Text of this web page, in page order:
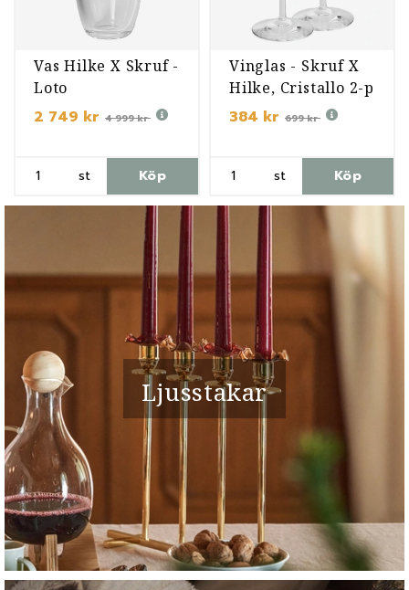
Vas Hilke X Skruf -
Loto
2 749 kr 4 999 kr
st Köp
Vinglas - Skruf X
Hilke, Cristallo 2-p
384 kr 699 kr
st Köp
Ljusstakar